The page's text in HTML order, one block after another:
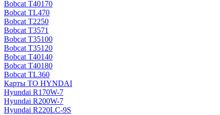
Bobcat T40170
Bobcat TL470
Bobcat Т2250
Bobcat Т3571
Bobcat Т35100
Bobcat Т35120
Bobcat Т40140
Bobcat Т40180
Bobcat ТL360
Карты ТО HYNDAI
Hyundai R170W-7
Hyundai R200W-7
Hyundai R220LC-9S